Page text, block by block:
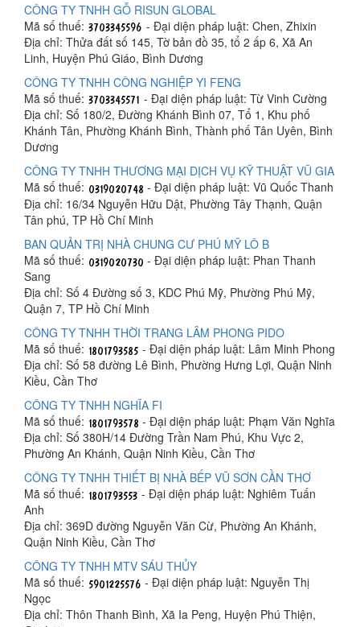
CÔNG TY TNHH GỖ RISUN GLOBAL
Mã số thuế:
- Đại diện pháp luật: Chen, Zhixin
Địa chỉ: Thửa đất số 145, Tờ bản đồ 35, tổ 2 ấp 6, Xã An
Linh, Huyện Phú Giáo, Bình Dương
CÔNG TY TNHH CÔNG NGHIỆP YI FENG
Mã số thuế:
- Đại diện pháp luật: Từ Vinh Cường
Địa chỉ: Số 180/2, Đường Khánh Bình 07, Tổ 1, Khu phố
Khánh Tân, Phường Khánh Bình, Thành phố Tân Uyên, Bình
Dương
CÔNG TY TNHH THƯƠNG MẠI DỊCH VỤ KỸ THUẬT VŨ GIA
Mã số thuế:
- Đại diện pháp luật: Vũ Quốc Thanh
Địa chỉ: 16/34 Nguyễn Hữu Dật, Phường Tây Thạnh, Quận
Tân phú, TP Hồ Chí Minh
BAN QUẢN TRỊ NHÀ CHUNG CƯ PHÚ MỸ LÔ B
Mã số thuế:
- Đại diện pháp luật: Phan Thanh
Sang
Địa chỉ: Số 4 Đường số 3, KDC Phú Mỹ, Phường Phú Mỹ,
Quận 7, TP Hồ Chí Minh
CÔNG TY TNHH THỜI TRANG LÂM PHONG PIDO
Mã số thuế:
- Đại diện pháp luật: Lâm Minh Phong
Địa chỉ: Số 58 đường Lê Bình, Phường Hưng Lợi, Quận Ninh
Kiều, Cần Thơ
CÔNG TY TNHH NGHĨA FI
Mã số thuế:
- Đại diện pháp luật: Phạm Văn Nghĩa
Địa chỉ: Số 380H/14 Đường Trần Nam Phú, Khu Vực 2,
Phường An Khánh, Quận Ninh Kiều, Cần Thơ
CÔNG TY TNHH THIẾT BỊ NHÀ BẾP VŨ SƠN CẦN THƠ
Mã số thuế:
- Đại diện pháp luật: Nghiêm Tuấn
Anh
Địa chỉ: 369D đường Nguyễn Văn Cừ, Phường An Khánh,
Quận Ninh Kiều, Cần Thơ
CÔNG TY TNHH MTV SÁU THỦY
Mã số thuế:
- Đại diện pháp luật: Nguyễn Thị
Ngọc
Địa chỉ: Thôn Thanh Bình, Xã Ia Peng, Huyện Phú Thiện,